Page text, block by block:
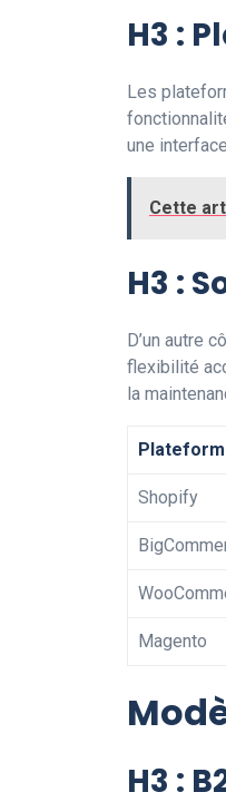
H3 :
Les
une
Cette
H3 :
D’un autre
flexibilité
la
Shopify
Magento
H3 :